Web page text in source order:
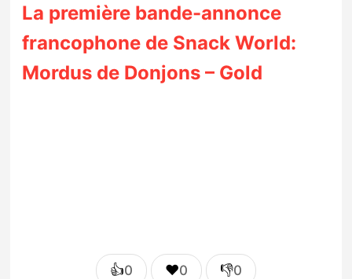
La première bande-annonce
francophone de Snack World:
Mordus de Donjons – Gold
👍0 ❤️0 👎0